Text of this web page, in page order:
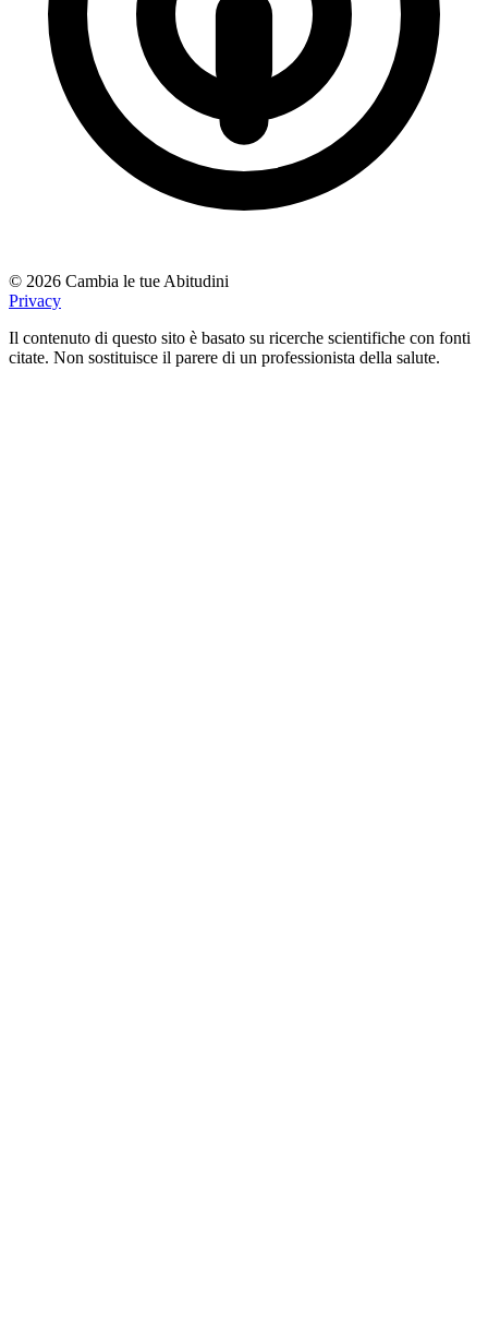
© 2026 Cambia le tue Abitudini
Privacy
Il contenuto di questo sito è basato su ricerche scientifiche con fonti
citate. Non sostituisce il parere di un professionista della salute.